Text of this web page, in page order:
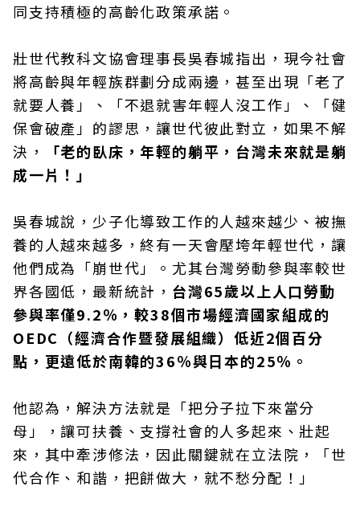
同支持積極的高齡化政策承諾。
壯世代教科文協會理事長吳春城指出，現今社會
將高齡與年輕族群劃分成兩邊，甚至出現「老了
就要人養」、「不退就害年輕人沒工作」、「健
保會破產」的謬思，讓世代彼此對立，如果不解
決，
「老的臥床，年輕的躺平，台灣未來就是躺
成一片！」
吳春城說，少子化導致工作的人越來越少、被撫
養的人越來越多，終有一天會壓垮年輕世代，讓
他們成為「崩世代」。尤其台灣勞動參與率較世
界各國低，最新統計， 台灣65歲以上人口勞動
參與率僅9.2％，較38個市場經濟國家組成的
OEDC（經濟合作暨發展組織）低近2個百分
點，更遠低於南韓的36％與日本的25％。
他認為，解決方法就是「把分子拉下來當分
母」，讓可扶養、支撐社會的人多起來、壯起
來，其中牽涉修法，因此關鍵就在立法院，「世
代合作、和諧，把餅做大，就不愁分配！」